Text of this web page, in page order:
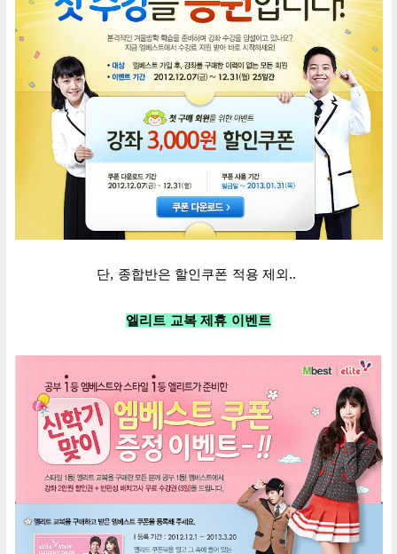
단, 종합반은 할인쿠폰 적용 제외..
엘리트 교복제휴 이벤트